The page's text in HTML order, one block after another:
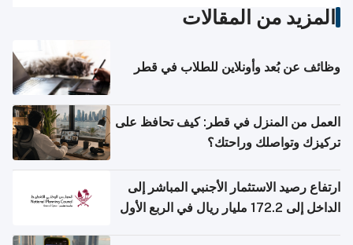
المزيد من المقالات
وظائف عن بُعد وأونلاين للطلاب في قطر
العمل من المنزل في قطر: كيف تحافظ على
تركيزك وتواصلك وراحتك؟
ارتفاع رصيد الاستثمار الأجنبي المباشر إلى
الداخل إلى 172.2 مليار ريال في الربع الأول